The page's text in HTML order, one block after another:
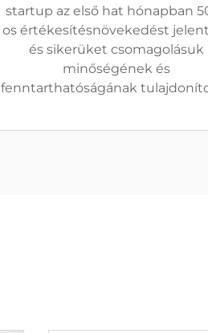
startup az első hat hónapban
os értékesítésnövekedést
és sikerüket csomagolásuk
minőségének és
fenntarthatóságának